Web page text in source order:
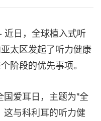
近日，全球植入式听
太区发起了听力健康
阶段的优先事项。
爱耳日，主题为"全
这与科利耳的听力健